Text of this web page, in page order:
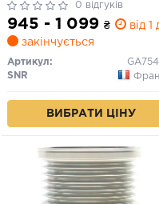
0 відгуків
945 - 1 099 ₴
від 1
закінчується
Артикул:
SNR
ВИБРАТИ ЦІНУ